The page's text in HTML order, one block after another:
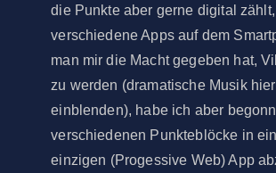
die Punkte aber gerne digital
verschiedene Apps auf dem
man mir die Macht gegeben hat,
zu werden (dramatische Musik hier
einblenden), habe ich aber
verschiedenen Punkteblöcke in
einzigen (Progessive Web) App